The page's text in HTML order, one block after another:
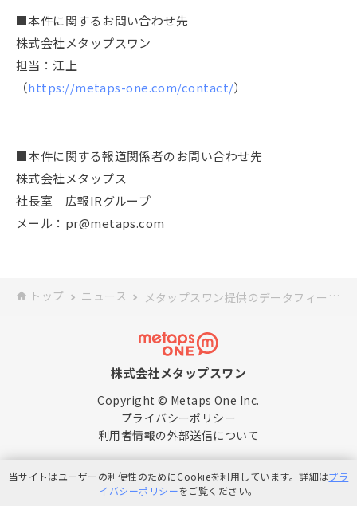
■本件に関するお問い合わせ先
株式会社メタップスワン
担当：江上
（https://metaps-one.com/contact/）
■本件に関する報道関係者のお問い合わせ先
株式会社メタップス
社長室 広報IRグループ
メール： pr@metaps.com
トップ ニュース メタップスワン提供のデータフィードサービス「BFP」が、ビジュアルマーケティングプラットフォーム「visumo」に対応開始
株式会社メタップスワン
Copyright © Metaps One Inc.
プライバシーポリシー
利用者情報の外部送信について
当サイトはユーザーの利便性のためにCookieを利用しています。詳細はプラ
イバシーポリシーをご覧ください。